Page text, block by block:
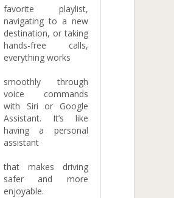
favorite playlist,
navigating to a new
destination, or taking
hands-free calls,
everything works
smoothly through
voice commands
with Siri or Google
Assistant. It’s like
having a personal
assistant
that makes driving
safer and more
enjoyable.